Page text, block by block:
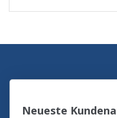
Neueste